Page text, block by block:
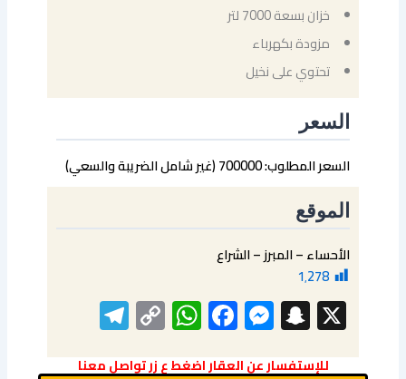
خزان بسعة 7000 لتر
مزودة بكهرباء
تحتوي على نخيل
السعر
السعر المطلوب: 700000 (غير شامل الضريبة والسعي)
الموقع
الأحساء – المبرز – الشراع
1٬278
X
Snapchat
Messenger
Facebook
WhatsApp
Copy
Link
للإستفسار عن العقار اضغط ع زر تواصل معنا